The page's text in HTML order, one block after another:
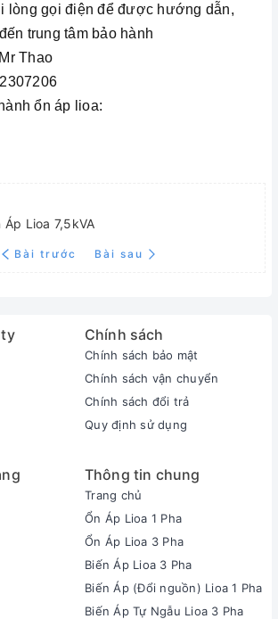
lòng gọi điện để được hướng dẫn,
trung tâm bảo hành
Thao
ổn áp lioa:
Lioa 7,5kVA
Bài trước Bài sau
Chính sách
Chính sách bảo mật
Chính sách vận chuyển
Chính sách đổi trả
Quy định sử dụng
Thông tin chung
Trang chủ
Ổn Áp Lioa 1 Pha
Ổn Áp Lioa 3 Pha
Biến Áp Lioa 3 Pha
Biến Áp (Đổi nguồn) Lioa 1 Pha
Biến Áp Tự Ngẫu Lioa 3 Pha